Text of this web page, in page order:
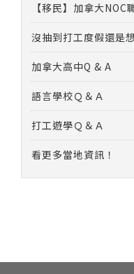
【移民】加拿大NOC
沒抽到打工度假還是
加拿大高中Q & A
語言學校Ｑ＆Ａ
打工遊學Ｑ＆Ａ
看更多當地資訊！